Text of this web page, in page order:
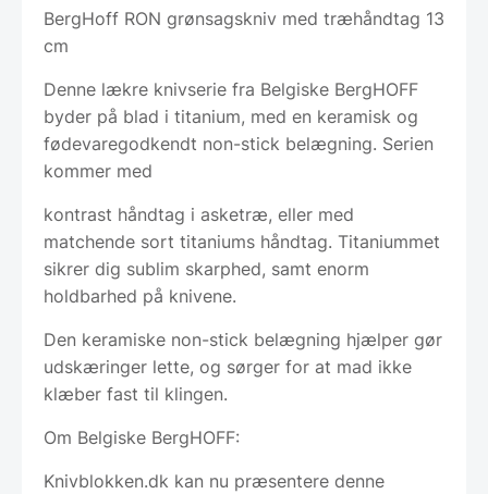
BergHoff RON grønsagskniv med træhåndtag 13
cm
Denne lækre knivserie fra Belgiske BergHOFF
byder på blad i titanium, med en keramisk og
fødevaregodkendt non-stick belægning. Serien
kommer med
kontrast håndtag i asketræ, eller med
matchende sort titaniums håndtag. Titaniummet
sikrer dig sublim skarphed, samt enorm
holdbarhed på knivene.
Den keramiske non-stick belægning hjælper gør
udskæringer lette, og sørger for at mad ikke
klæber fast til klingen.
Om Belgiske BergHOFF:
Knivblokken.dk kan nu præsentere denne